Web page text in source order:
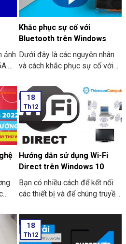
ảnh
sửa
Khắc phục sự cố với
Bluetooth trên Windows
Dưới đây là các nguyên nhân
và cách khắc phục sự cố với
8.1, 7.
18
Th12
Hướng dẫn sử dụng Wi-Fi
Direct trên Windows 10
Bạn có nhiều cách để kết nối
các thiết bị và để chúng truyền
hướng dẫn sử dụng Wi-Fi
Direct trên Windows 10 đơn
giản để bạn có thể tự thực
18
Th12